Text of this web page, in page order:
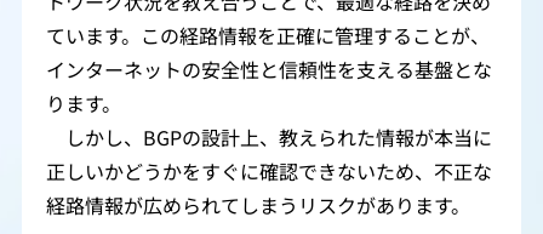
ています。この経路情報を正確に管理することが、
インターネットの安全性と信頼性を支える基盤とな
ります。
しかし、BGPの設計上、教えられた情報が本当に
正しいかどうかをすぐに確認できないため、不正な
経路情報が広められてしまうリスクがあります。